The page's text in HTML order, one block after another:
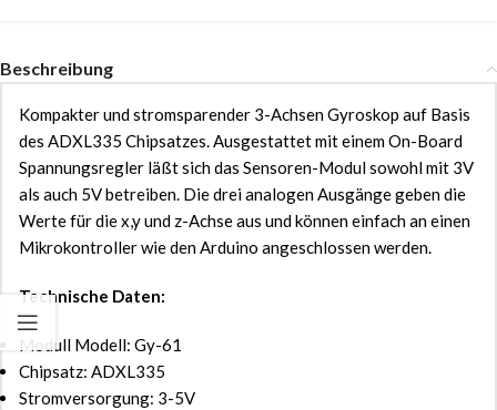
Beschreibung
Kompakter und stromsparender 3-Achsen Gyroskop auf Basis
des ADXL335 Chipsatzes. Ausgestattet mit einem On-Board
Spannungsregler läßt sich das Sensoren-Modul sowohl mit 3V
als auch 5V betreiben. Die drei analogen Ausgänge geben die
Werte für die x,y und z-Achse aus und können einfach an einen
Mikrokontroller wie den Arduino angeschlossen werden.
Technische Daten:
Modull Modell: Gy-61
Chipsatz: ADXL335
Stromversorgung: 3-5V